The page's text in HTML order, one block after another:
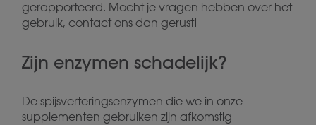
gerapporteerd. Mocht je vragen hebben over het
gebruik, contact ons dan gerust!
Zijn enzymen schadelijk?
De spijsverteringsenzymen die we in onze
supplementen gebruiken zijn afkomstig